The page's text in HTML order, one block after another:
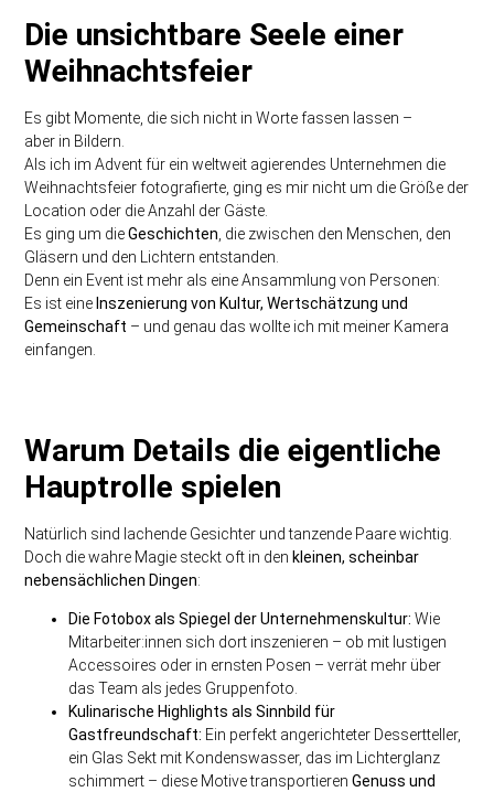
Die unsichtbare Seele einer
Weihnachtsfeier
Es gibt Momente, die sich nicht in Worte fassen lassen –
aber in Bildern.
Als ich im Advent für ein weltweit agierendes Unternehmen die
Weihnachtsfeier fotografierte, ging es mir nicht um die Größe der
Location oder die Anzahl der Gäste.
Es ging um dieGeschichten, die zwischen den Menschen, den
Gläsern und den Lichtern entstanden.
Denn ein Event ist mehr als eine Ansammlung von Personen:
Es ist eine Inszenierung von Kultur, Wertschätzung und
Gemeinschaft – und genau das wollte ich mit meiner Kamera
einfangen.
Warum Details die eigentliche
Hauptrolle spielen
Natürlich sind lachende Gesichter und tanzende Paare wichtig.
Doch die wahre Magie steckt oft in den kleinen, scheinbar
nebensächlichen Dingen:
Die Fotobox als Spiegel der Unternehmenskultur: Wie
Mitarbeiter:innen sich dort inszenieren – ob mit lustigen
Accessoires oder in ernsten Posen – verrät mehr über
das Team als jedes Gruppenfoto.
Kulinarische Highlights als Sinnbild für
Gastfreundschaft: Ein perfekt angerichteter Dessertteller,
ein Glas Sekt mit Kondenswasser, das im Lichterglanz
schimmert – diese Motive transportierenGenuss und